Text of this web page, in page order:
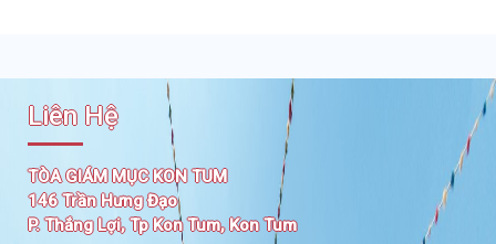
Liên Hệ
TÒA GIÁM MỤC KON TUM
146 Trần Hưng Đạo
P. Thắng Lợi, Tp Kon Tum, Kon Tum